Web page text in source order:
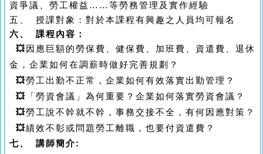
資爭議、勞工權益……等勞務管理及實作經驗
五、 授課對象：對於本課程有興趣之人員均可報名
六、 課程內容：
💥因應巨額的勞保費、健保費、加班費、資遣費、退休
金，企業如何在調薪時做好完善規劃？
💥勞工出勤不正常，企業如何有效落實出勤管理？
💥 「勞資會議」為何重要？企業如何落實勞資會議？
💥勞工說不幹就不幹，事務交接不全，有何因應對策？
💥績效不彰或問題勞工離職，也要付資遣費？
七、 講師簡介: